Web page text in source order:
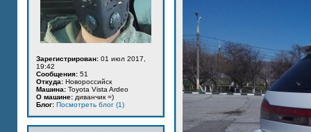
Зарегистрирован: 01 июл 2017,
19:42
Сообщения: 51
Откуда: Новороссийск
Машина: Toyota Vista Ardeo
О машине: диванчик =)
Блог: Посмотреть блог (1)